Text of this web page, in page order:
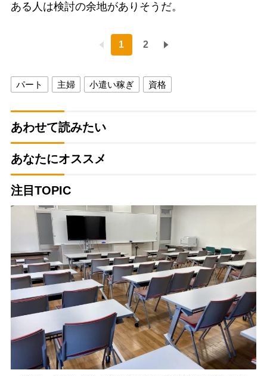
ある人は検討の余地がありそうだ。
1 2
パート 主婦 小遣い稼ぎ 資格
あわせて読みたい
あなたにオススメ
注目TOPIC